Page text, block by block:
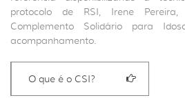
protocolo de RSI, Irene
Complemento Solidário para
acompanhamento.
O que é o CSI?